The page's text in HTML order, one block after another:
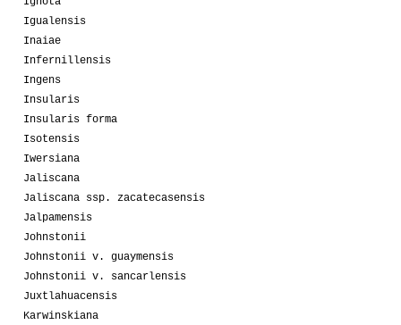
Igualensis
Inaiae
Infernillensis
Ingens
Insularis
Insularis forma
Isotensis
Iwersiana
Jaliscana
Jaliscana ssp. zacatecasensis
Jalpamensis
Johnstonii
Johnstonii v. guaymensis
Johnstonii v. sancarlensis
Juxtlahuacensis
Karwinskiana